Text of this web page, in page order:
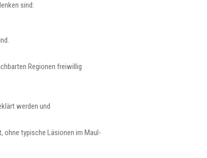
sind:
Regionen freiwillig
werden und
ohne typische Läsionen im Maul-